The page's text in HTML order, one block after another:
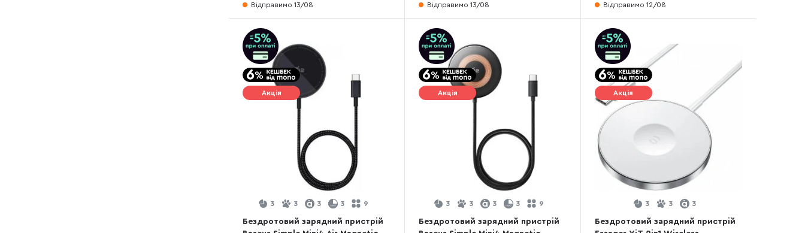
Відправимо 13/08 Відправимо 13/08 Відправимо 12/08
Акція
3 3 3 3 9
Бездротовий зарядний пристрій
Акція
3 3 3 3 9
Бездротовий зарядний пристрій
Акція
3 3 3
Бездротовий зарядний пристрій